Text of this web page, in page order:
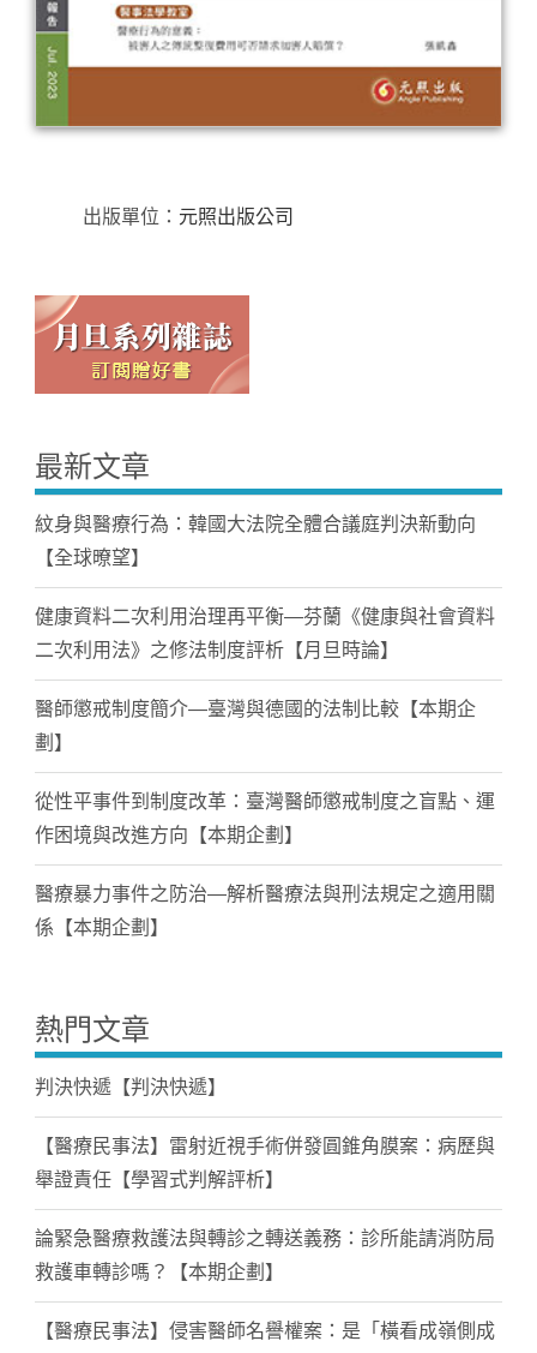
出版單位： 元照出版公司
最新文章
紋身與醫療行為：韓國大法院全體合議庭判決新動向
【全球暸望】
健康資料二次利用治理再平衡—芬蘭《健康與社會資料
二次利用法》之修法制度評析【月旦時論】
醫師懲戒制度簡介—臺灣與德國的法制比較【本期企
劃】
從性平事件到制度改革：臺灣醫師懲戒制度之盲點、運
作困境與改進方向【本期企劃】
醫療暴力事件之防治—解析醫療法與刑法規定之適用關
係【本期企劃】
熱門文章
判決快遞【判決快遞】
【醫療民事法】雷射近視手術併發圓錐角膜案：病歷與
舉證責任【學習式判解評析】
論緊急醫療救護法與轉診之轉送義務：診所能請消防局
救護車轉診嗎？【本期企劃】
【醫療民事法】侵害醫師名譽權案：是「橫看成嶺側成